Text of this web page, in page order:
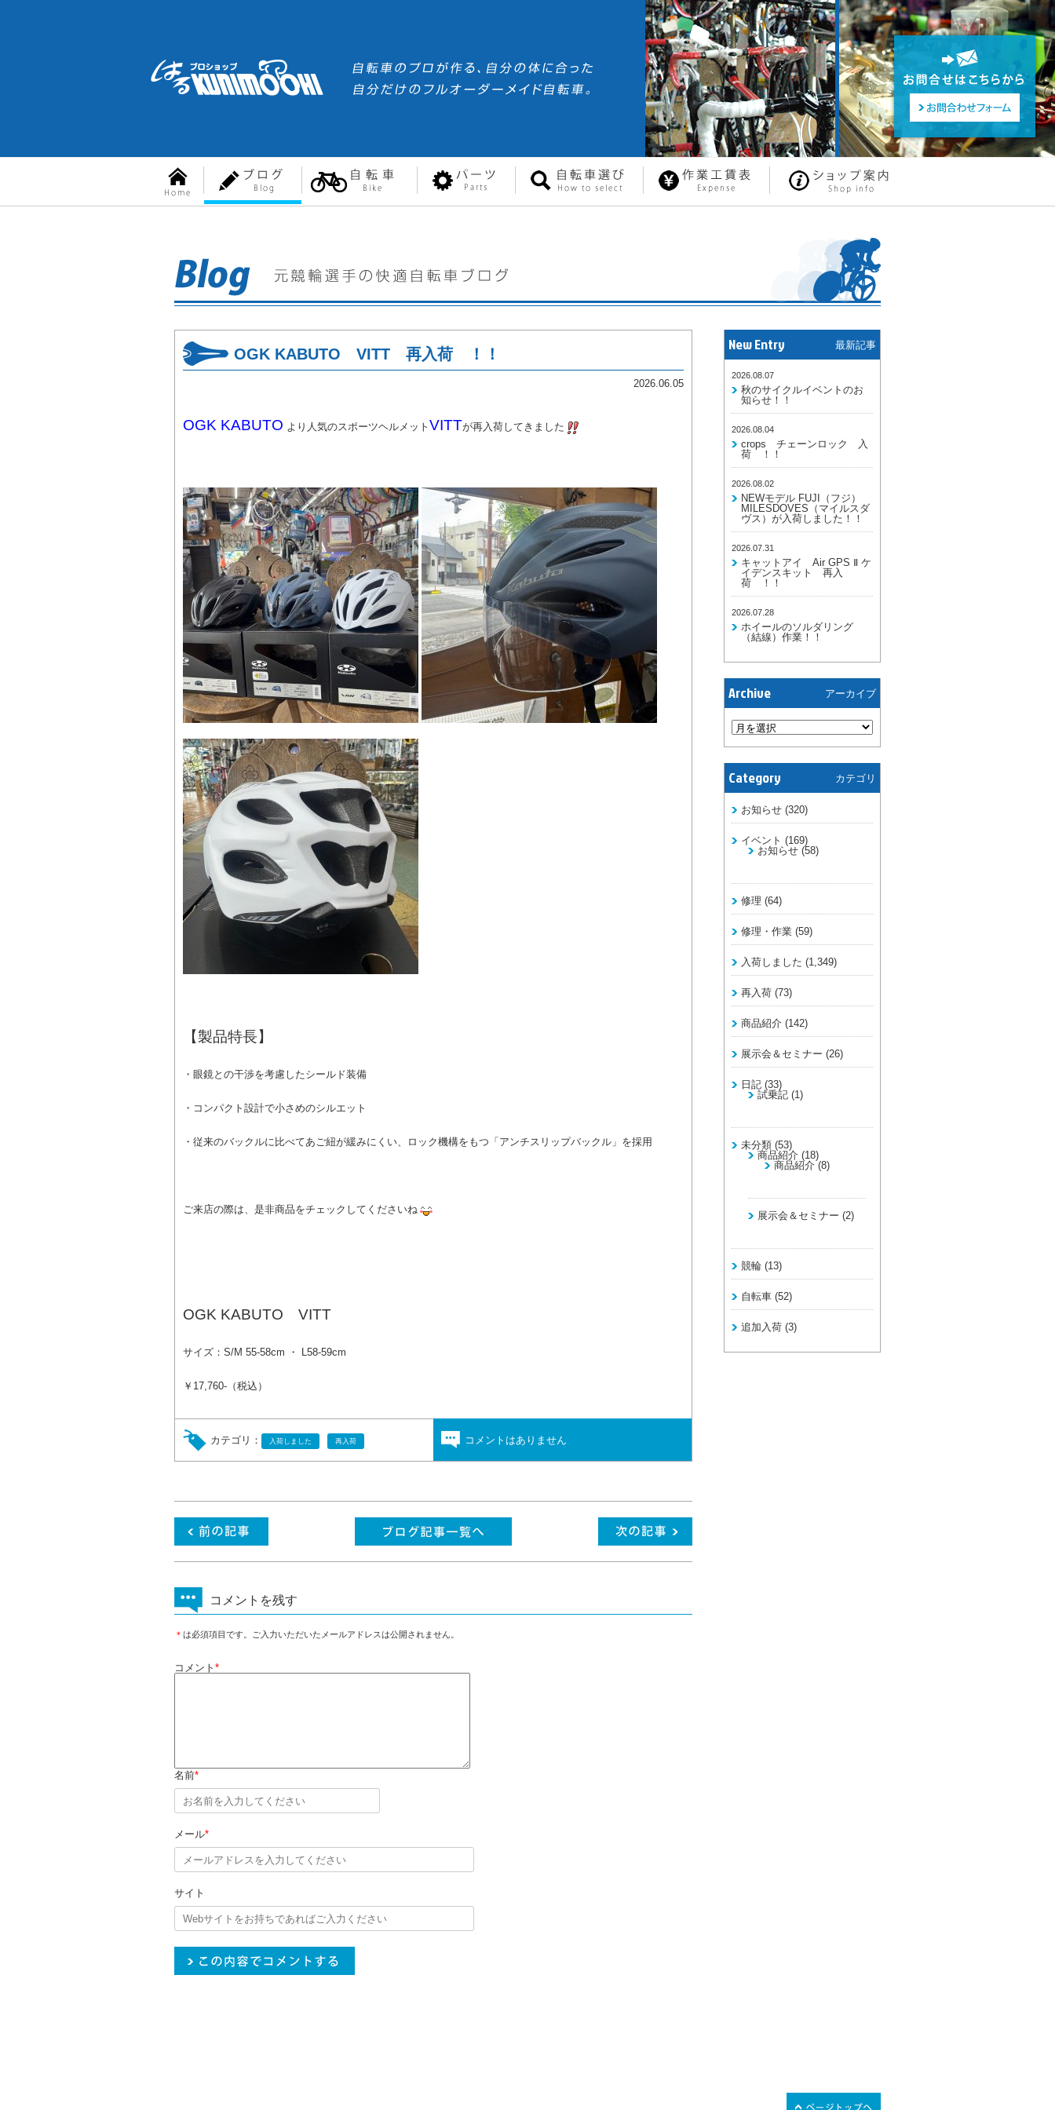
OGK KABUTO VITT 再入荷 ！！
2026.06.05
OGK KABUTO より人気のスポーツヘルメット VITTが再入荷してきました
【製品特長】
・眼鏡との干渉を考慮したシールド装備
・コンパクト設計で小さめのシルエット
・従来のバックルに比べてあご紐が緩みにくい、ロック機構をもつ「アンチスリップバックル」を採用
ご来店の際は、是非商品をチェックしてくださいね
OGK KABUTO VITT
サイズ：S/M 55-58cm ・ L58-59cm
￥17,760-（税込）
カテゴリ： 入荷しました 再入荷 コメントはありません
コメントを残す
＊ は必須項目です。ご入力いただいたメールアドレスは公開されません。
コメント *
名前*
メール*
サイト
New Entry 最新記事
2026.08.07
秋のサイクルイベントのお
知らせ！！
2026.08.04
crops チェーンロック 入
荷 ！！
2026.08.02
NEWモデル FUJI（フジ）
MILESDOVES（マイルスダ
ヴス）が入荷しました！！
2026.07.31
キャットアイ Air GPS Ⅱ ケ
イデンスキット 再入
荷 ！！
2026.07.28
ホイールのソルダリング
（結線）作業！！
Archive アーカイブ
Category カテゴリ
お知らせ (320)
イベント (169)
お知らせ (58)
修理 (64)
修理・作業 (59)
入荷しました (1,349)
再入荷 (73)
商品紹介 (142)
展示会＆セミナー (26)
日記 (33)
試乗記 (1)
未分類 (53)
商品紹介 (18)
商品紹介 (8)
展示会＆セミナー (2)
競輪 (13)
自転車 (52)
追加入荷 (3)